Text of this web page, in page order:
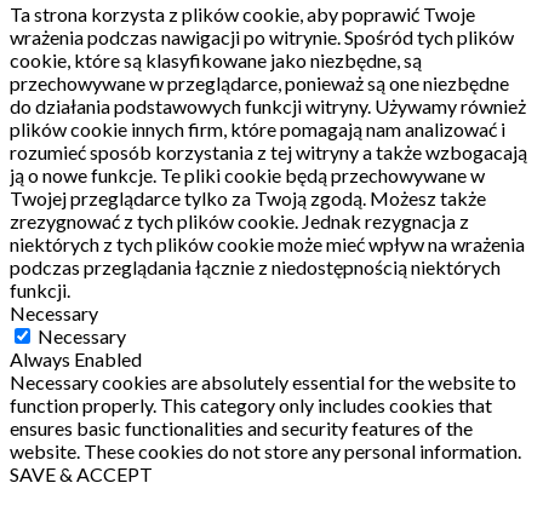
Ta strona korzysta z plików cookie, aby poprawić Twoje
wrażenia podczas nawigacji po witrynie. Spośród tych plików
cookie, które są klasyfikowane jako niezbędne, są
przechowywane w przeglądarce, ponieważ są one niezbędne
do działania podstawowych funkcji witryny. Używamy również
plików cookie innych firm, które pomagają nam analizować i
rozumieć sposób korzystania z tej witryny a także wzbogacają
ją o nowe funkcje. Te pliki cookie będą przechowywane w
Twojej przeglądarce tylko za Twoją zgodą. Możesz także
zrezygnować z tych plików cookie. Jednak rezygnacja z
niektórych z tych plików cookie może mieć wpływ na wrażenia
podczas przeglądania łącznie z niedostępnością niektórych
funkcji.
Necessary
Necessary
Always Enabled
Necessary cookies are absolutely essential for the website to
function properly. This category only includes cookies that
ensures basic functionalities and security features of the
website. These cookies do not store any personal information.
SAVE & ACCEPT